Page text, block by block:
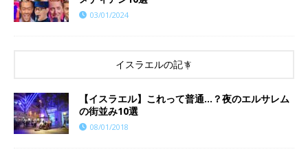
03/01/2024
イスラエルの記事
【イスラエル】これって普通…？夜のエルサレム
の街並み10選
08/01/2018